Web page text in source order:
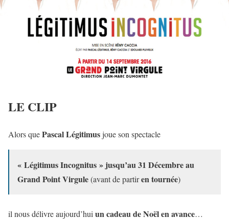
LE CLIP
Alors quePascal Légitimusjoue son spectacle
« Légitimus Incognitus » jusqu’au 31 Décembre au
Grand Point Virgule(avant de partiren tournée)
il nous délivre aujourd’huiun cadeau de Noël en avance…